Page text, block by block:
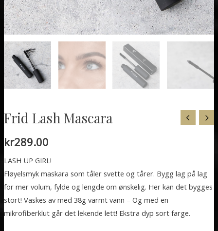
Frid Lash Mascara
kr289.00
LASH UP GIRL!
Fløyelsmyk maskara som tåler svette og tårer. Bygg lag på lag
for mer volum, fylde og lengde om ønskelig. Her kan det bygges
stort! Vaskes av med 38g varmt vann – Og med en
mikrofiberklut går det lekende lett! Ekstra dyp sort farge.